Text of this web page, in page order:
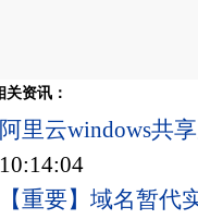
关资讯：
阿里云windows共
10:14:04
【重要】域名暂代